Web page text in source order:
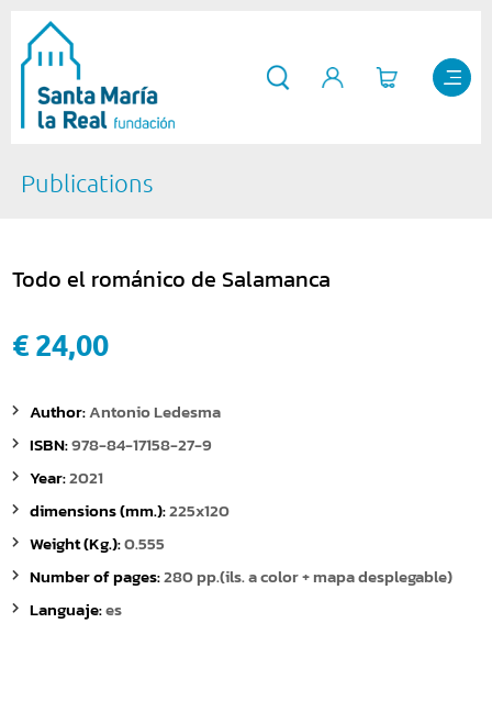
Publications
Todo el románico de Salamanca
€ 24,00
Author:Antonio Ledesma
ISBN:978-84-17158-27-9
Year:2021
dimensions (mm.):225x120
Weight (Kg.):0.555
Number of pages:280 pp.(ils. a color + mapa desplegable)
Languaje:es